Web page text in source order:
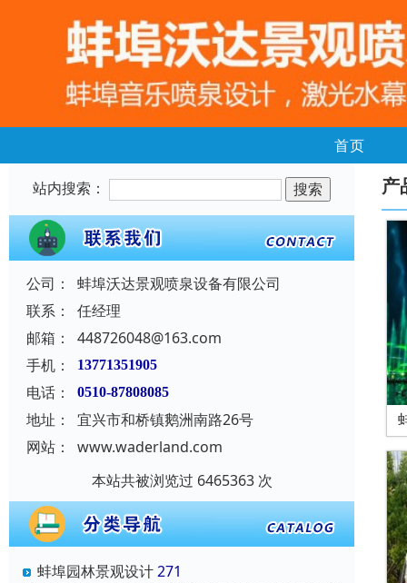
首页
站内搜索：
公司：
蚌埠沃达景观喷泉设备有限公司
联系：
任经理
邮箱：
448726048@163.com
手机：
13771351905
电话： 0510-87808085
地址：
宜兴市和桥镇鹅洲南路26号
网站：
www.waderland.com
本站共被浏览过 6465363 次
蚌埠园林景观设计271
产